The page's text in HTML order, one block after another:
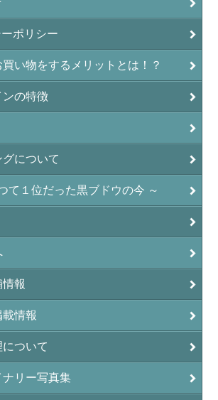
ポリシー
い物をするメリットとは！？
の特徴
について
て１位だった黒ブドウの今 ～
報
情報
ついて
リー写真集